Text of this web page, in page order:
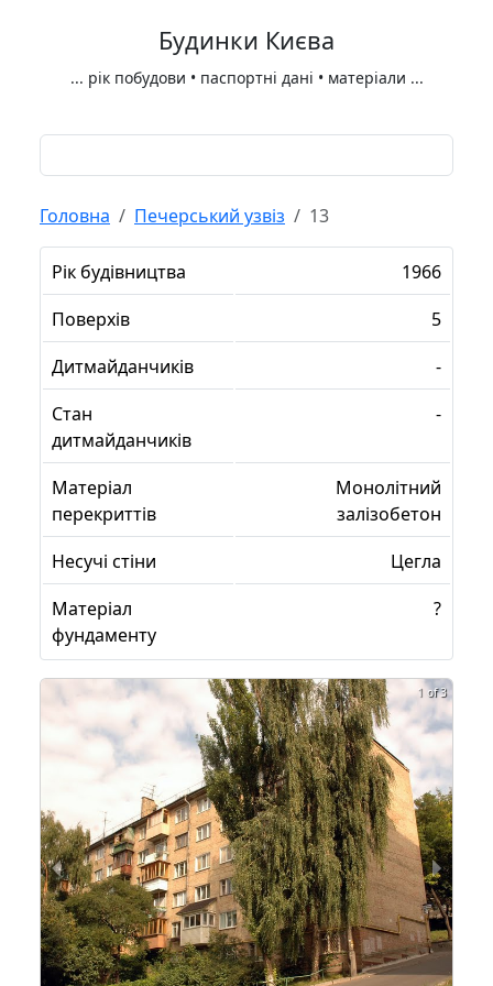
Будинки Києва
... рік побудови • паспортні дані • матеріали ...
Головна Печерський узвіз 13
Рік будівництва
1966
Поверхів
5
Дитмайданчиків
-
Стан
дитмайданчиків
-
Матеріал
перекриттів
Монолітний
залізобетон
Несучі стіни
Цегла
Матеріал
фундаменту
?
1 of 3